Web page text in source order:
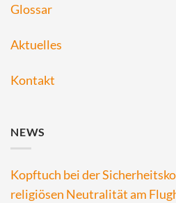
Glossar
Aktuelles
Kontakt
NEWS
Kopftuch bei der
religiösen Neutralität am